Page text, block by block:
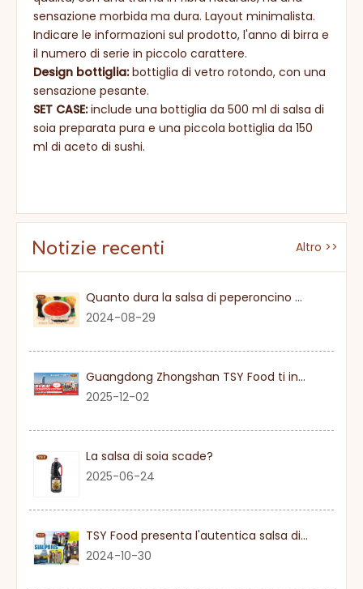
sensazione morbida ma dura. Layout minimalista.
Indicare le informazioni sul prodotto, l'anno di birra e
il numero di serie in piccolo carattere.
Design bottiglia:bottiglia di vetro rotondo, con una
sensazione pesante.
SET CASE:include una bottiglia da 500 ml di salsa di
soia preparata pura e una piccola bottiglia da 150
ml di aceto di sushi.
Notizie recenti Altro >>
Quanto dura la salsa di peperoncino dolce una volta
2024-08-29
Guangdong Zhongshan TSY Food ti invita sinceramente a visitare la fiera Gulfood di Dubai 2026
2025-12-02
La salsa di soia scade?
2025-06-24
TSY Food presenta l'autentica salsa di soia al SIAL PARIGI 2024
2024-10-30